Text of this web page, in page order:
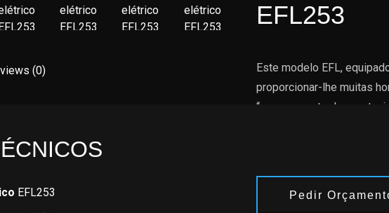
EFL253
Este modelo EFL,
proporcionar-lhe muitas
“carregamento de
Pedir
(0)
EFL253